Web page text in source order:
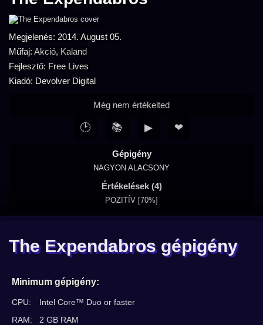
Megjelenés: 2014. August 05.
Műfaj: Akció, Kaland
Fejlesztő: Free Lives
Kiadó: Devolver Digital
Gépigény
NAGYON ALACSONY
Értékelések (4)
POZITÍV [70%]
Még nem értékelted
🕑 📚 ▶ ❤
The Expendabros gépigény
Minimum gépigény:
CPU:
Intel Core™ Duo or faster
RAM:
2 GB RAM